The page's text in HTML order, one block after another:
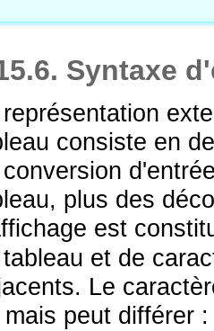
Syntaxe
représentation
consiste en
plus des
est
et de
Le
mais peut différer